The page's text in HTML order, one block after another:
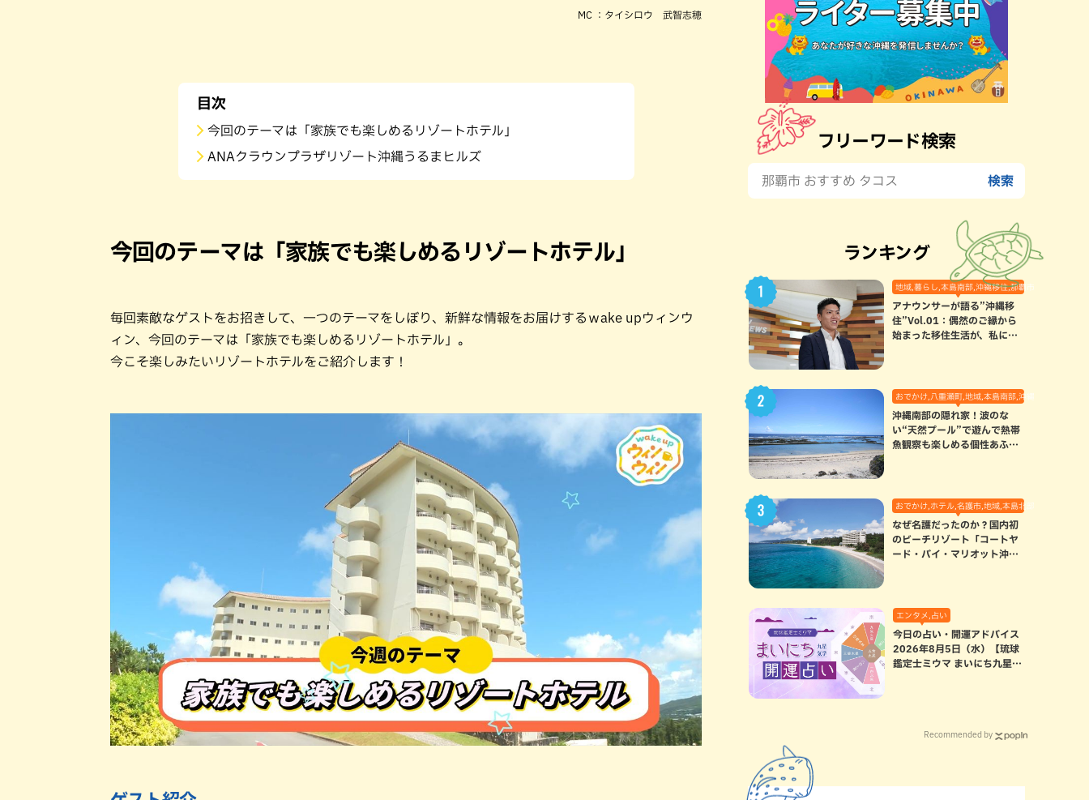
MC ：タイシロウ 武智志穂
目次
今回のテーマは「家族でも楽しめるリゾートホテル」
ANAクラウンプラザリゾート沖縄うるまヒルズ
今回のテーマは「家族でも楽しめるリゾートホテル」
毎回素敵なゲストをお招きして、一つのテーマをしぼり、新鮮な情報をお届けするｗake upウィンウ
ィン、今回のテーマは「家族でも楽しめるリゾートホテル」。
今こそ楽しみたいリゾートホテルをご紹介します！
フリーワード検索
ランキング
地域,暮らし,本島南部,沖縄移住,那覇市
アナウンサーが語る”沖縄移
住”Vol.01：偶然のご縁から
始まった移住生活が、私にと
おでかけ,八重瀬町,地域,本島南部,沖縄の海,自然
沖縄南部の隠れ家！波のな
い“天然プール”で遊んで熱帯
魚観察も楽しめる個性あふれ
おでかけ,ホテル,名護市,地域,本島北部
なぜ名護だったのか？国内初
のビーチリゾート「コートヤ
ード・バイ・マリオット沖縄
エンタメ,占い
今日の占い・開運アドバイス
2026年8月5日（水）【琉球
鑑定士ミウマ まいにち九星気
Recommended by